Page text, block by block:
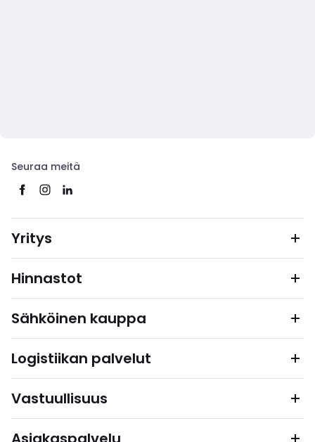
Seuraa meitä
Yritys
Hinnastot
Sähköinen kauppa
Logistiikan palvelut
Vastuullisuus